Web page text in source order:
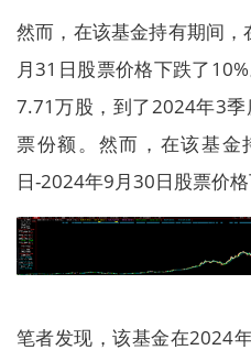
然而，在该基金持有期间
月31日股票价格下跌了
7.71万股，到了2024年3
票份额。然而，在该基
日-2024年9月30日股票价格
笔者发现，该基金在2024